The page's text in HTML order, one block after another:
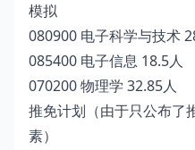
模拟
080900 电子科学与技术
085400 电子信息 18.5人
070200 物理学 32.85人
推免计划（由于只公布了
素）